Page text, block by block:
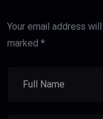
Your email address
marked *